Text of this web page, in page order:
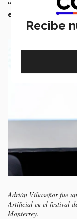
“Cuando se
estrategia bien
Adrián Villaseñor fue
Artificial en el festival
Monterrey.
Recibe